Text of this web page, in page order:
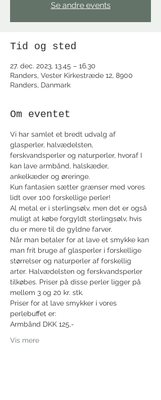
Se andre events
Tid og sted
27. dec. 2023, 13.45 – 16.30
Randers, Vester Kirkestræde 12, 8900
Randers, Danmark
Om eventet
Vi har samlet et bredt udvalg af
glasperler, halvædelsten,
ferskvandsperler og naturperler, hvoraf I
kan lave armbånd, halskæder,
ankelkæder og øreringe.
Kun fantasien sætter grænser med vores
lidt over 100 forskellige perler!
Al metal er i sterlingsølv, men det er også
muligt at købe forgyldt sterlingsølv, hvis
du er mere til de gyldne farver.
Når man betaler for at lave et smykke kan
man frit bruge af glasperler i forskellige
størrelser og naturperler af forskellig
arter. Halvædelsten og ferskvandsperler
tilkøbes. Priser på disse perler ligger på
mellem 3 og 20 kr. stk.
Priser for at lave smykker i vores
perlebuffet er:
Armbånd DKK 125,-
Vis mere